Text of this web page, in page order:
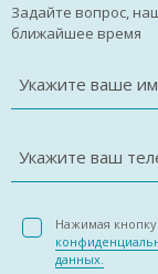
Задайте вопрос,
ближайшее время
Укажите ваше
Укажите ваш
Нажимая кнопку
данных.